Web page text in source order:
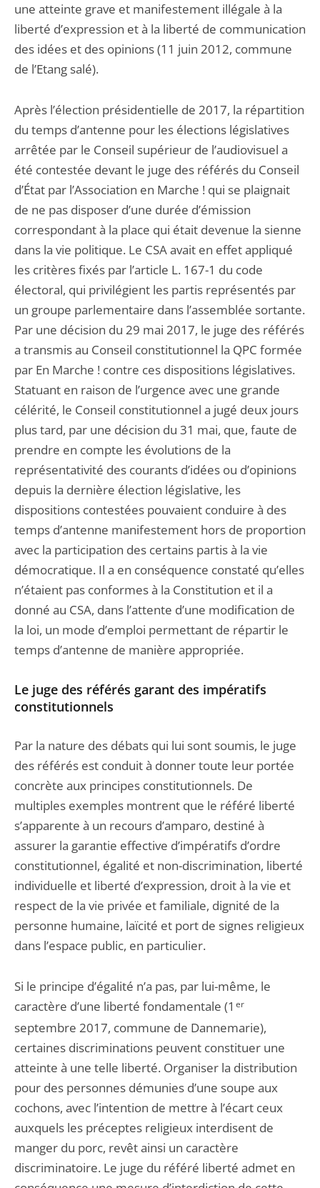
une atteinte grave et manifestement illégale à la
liberté d’expression et à la liberté de communication
des idées et des opinions (11 juin 2012, commune
de l’Etang salé).
Après l’élection présidentielle de 2017, la répartition
du temps d’antenne pour les élections législatives
arrêtée par le Conseil supérieur de l’audiovisuel a
été contestée devant le juge des référés du Conseil
d’État par l’Association en Marche ! qui se plaignait
de ne pas disposer d’une durée d’émission
correspondant à la place qui était devenue la sienne
dans la vie politique. Le CSA avait en effet appliqué
les critères fixés par l’article L. 167-1 du code
électoral, qui privilégient les partis représentés par
un groupe parlementaire dans l’assemblée sortante.
Par une décision du 29 mai 2017, le juge des référés
a transmis au Conseil constitutionnel la QPC formée
par En Marche ! contre ces dispositions législatives.
Statuant en raison de l’urgence avec une grande
célérité, le Conseil constitutionnel a jugé deux jours
plus tard, par une décision du 31 mai, que, faute de
prendre en compte les évolutions de la
représentativité des courants d’idées ou d’opinions
depuis la dernière élection législative, les
dispositions contestées pouvaient conduire à des
temps d’antenne manifestement hors de proportion
avec la participation des certains partis à la vie
démocratique. Il a en conséquence constaté qu’elles
n’étaient pas conformes à la Constitution et il a
donné au CSA, dans l’attente d’une modification de
la loi, un mode d’emploi permettant de répartir le
temps d’antenne de manière appropriée.
Le juge des référés garant des impératifs
constitutionnels
Par la nature des débats qui lui sont soumis, le juge
des référés est conduit à donner toute leur portée
concrète aux principes constitutionnels. De
multiples exemples montrent que le référé liberté
s’apparente à un recours d’amparo, destiné à
assurer la garantie effective d’impératifs d’ordre
constitutionnel, égalité et non-discrimination, liberté
individuelle et liberté d’expression, droit à la vie et
respect de la vie privée et familiale, dignité de la
personne humaine, laïcité et port de signes religieux
dans l’espace public, en particulier.
Si le principe d’égalité n’a pas, par lui-même, le
caractère d’une liberté fondamentale (1 er
septembre 2017, commune de Dannemarie),
certaines discriminations peuvent constituer une
atteinte à une telle liberté. Organiser la distribution
pour des personnes démunies d’une soupe aux
cochons, avec l’intention de mettre à l’écart ceux
auxquels les préceptes religieux interdisent de
manger du porc, revêt ainsi un caractère
discriminatoire. Le juge du référé liberté admet en